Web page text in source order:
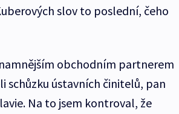
slov to poslední, čeho
obchodním partnerem
schůzku ústavních činitelů, pan
Na to jsem kontroval, že